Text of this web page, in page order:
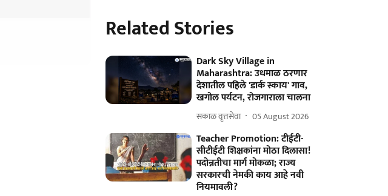
Related Stories
Dark Sky Village in
Maharashtra: उधमाळ ठरणार
देशातील पहिले 'डार्क स्काय' गाव,
खगोल पर्यटन, रोजगाराला चालना
सकाळ वृत्तसेवा 05 August 2026
Teacher Promotion: टीईटी-
सीटीईटी शिक्षकांना मोठा दिलासा!
पदोन्नतीचा मार्ग मोकळा; राज्य
सरकारची नेमकी काय आहे नवी
नियमावली?